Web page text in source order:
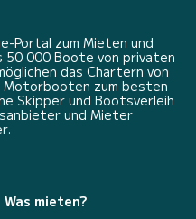
Portal zum Mieten und
50 000 Boote von privaten
das Chartern von
Motorbooten zum besten
Skipper und Bootsverleih
und Mieter
Was mieten?